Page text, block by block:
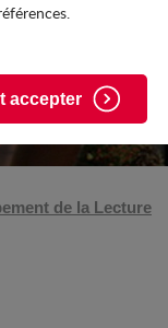
accepter
de la Lecture